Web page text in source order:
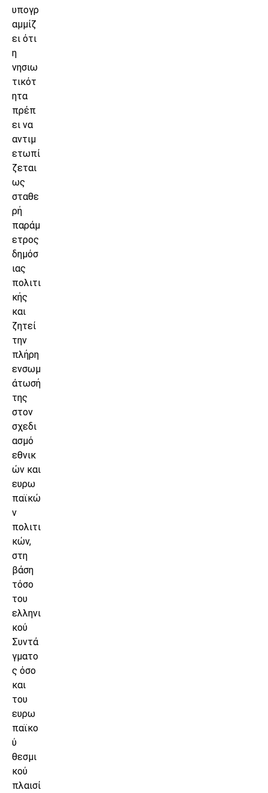
υπογρ
αμμίζ
ει ότι
η
νησιω
τικότ
ητα
πρέπ
ει να
αντιμ
ετωπί
ζεται
ως
σταθε
ρή
παράμ
ετρος
δημόσ
ιας
πολιτι
κής
και
ζητεί
την
πλήρη
ενσωμ
άτωσή
της
στον
σχεδι
ασμό
εθνικ
ών και
ευρω
παϊκώ
ν
πολιτι
κών,
στη
βάση
τόσο
του
ελληνι
κού
Συντά
γματο
ς όσο
και
του
ευρω
παϊκο
ύ
θεσμι
κού
πλαισί